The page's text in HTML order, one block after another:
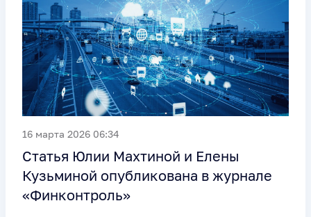
16 марта 2026 06:34
Статья Юлии Махтиной и Елены
Кузьминой опубликована в журнале
«Финконтроль»